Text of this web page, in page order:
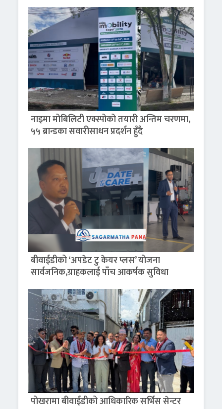
नाइमा मोबिलिटी एक्स्पोको तयारी अन्तिम चरणमा,
५५ ब्रान्डका सवारीसाधन प्रदर्शन हुँदै
बीवाईडीको ‘अपडेट टु केयर प्लस’ योजना
सार्वजनिक,ग्राहकलाई पाँच आकर्षक सुविधा
पोखरामा बीवाईडीको आधिकारिक सर्भिस सेन्टर